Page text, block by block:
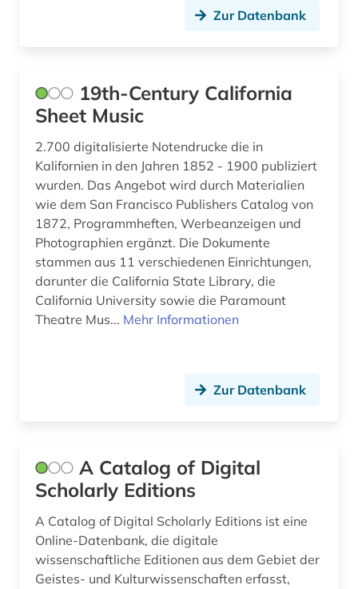
brahms, johannes | komponist; pianist (2)
brief (6)
briefsammlung (2)
bruckner (1)
bühnenmusik (1)
bündnerromanisch (1)
carl (1)
choral (3)
chorgesang (1)
chormusik (3)
Serbien (1)
Suedasien (1)
Tschechische Republik (3)
Tuerkei (1)
USA (10)
Zur Datenbank
19th-Century California
Sheet Music
2.700 digitalisierte Notendrucke die in
Kalifornien in den Jahren 1852 - 1900 publiziert
wurden. Das Angebot wird durch Materialien
wie dem San Francisco Publishers Catalog von
1872, Programmheften, Werbeanzeigen und
Photographien ergänzt. Die Dokumente
stammen aus 11 verschiedenen Einrichtungen,
darunter die California State Library, die
California University sowie die Paramount
Theatre Mus... Mehr Informationen
Zur Datenbank
A Catalog of Digital
Scholarly Editions
A Catalog of Digital Scholarly Editions ist eine
Online-Datenbank, die digitale
wissenschaftliche Editionen aus dem Gebiet der
Geistes- und Kulturwissenschaften erfasst,